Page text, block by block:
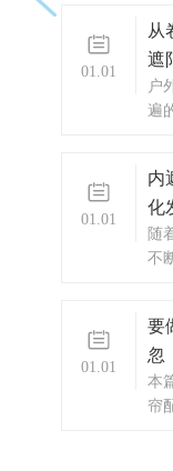
01.01
从
遮
户
遍
01.01
内
化
随
不
01.01
要
忽
本
帘